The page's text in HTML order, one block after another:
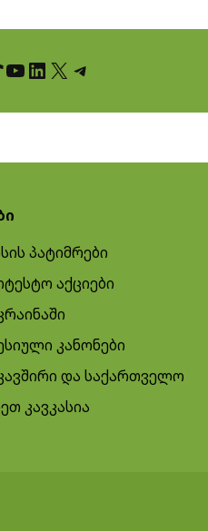
YouTube LinkedIn X Telegram
პატიმრები
აქციები
კანონები
და საქართველო
კავკასია